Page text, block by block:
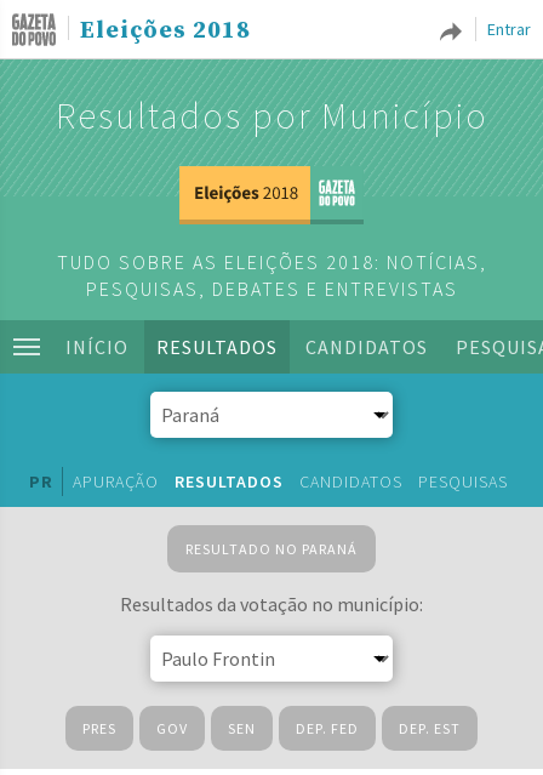
Entrar
Eleições 2018
Resultados por Município
TUDO SOBRE AS ELEIÇÕES 2018: NOTÍCIAS,
PESQUISAS, DEBATES E ENTREVISTAS
INÍCIO RESULTADOS CANDIDATOS
PR APURAÇÃO RESULTADOS CANDIDATOS PESQUISAS
RESULTADO NO PARANÁ
Resultados da votação no município:
PRES GOV SEN DEP. FED DEP. EST